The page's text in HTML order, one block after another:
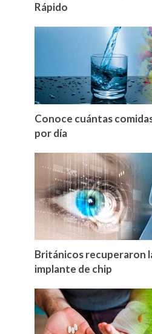
Rápido
Conoce cuántas
por día
Británicos recuperaron
implante de chip